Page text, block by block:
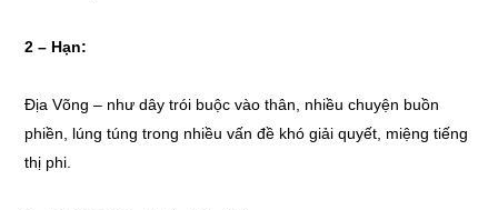
2 – Hạn:
Địa Võng – như dây trói buộc vào thân, nhiều chuyện buồn
phiền, lúng túng trong nhiều vấn đề khó giải quyết, miệng tiếng
thị phi.